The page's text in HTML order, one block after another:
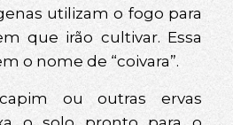
utilizam o fogo para
que irão cultivar. Essa
o nome de “coivara”.
ou outras ervas